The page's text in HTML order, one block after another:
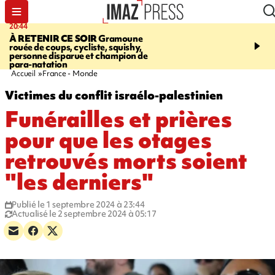
20:44
À RETENIR CE SOIRGramoune
rouée de coups, cycliste, squishy,
personne disparue et champion de
para-natation
06:04
précarité, les femmes
Accueil France - Monde
Victimes du conflit israélo-palestinien
Funérailles et prières
pour que les otages
retrouvés morts soient
"les derniers"
Publié le 1 septembre 2024 à 23:44
Actualisé le 2 septembre 2024 à 05:17